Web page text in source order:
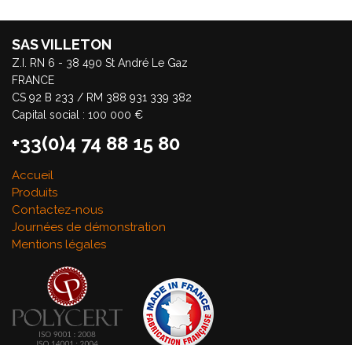
SAS VILLETON
Z.I. RN 6 - 38 490 St André Le Gaz
FRANCE
CS 92 B 233 / RM 388 931 339 382
Capital social : 100 000 €
+33(0)4 74 88 15 80
Accueil
Produits
Contactez-nous
Journées de démonstration
Mentions légales